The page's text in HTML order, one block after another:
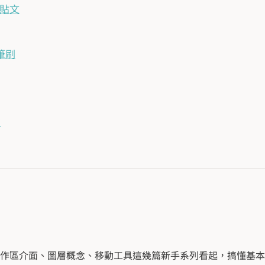
文
刷
區介面、圖層概念、移動工具這幾篇新手系列看起，搞懂基